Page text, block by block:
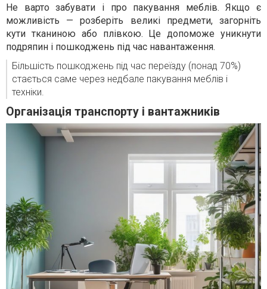
Не варто забувати і про пакування меблів. Якщо є
можливість — розберіть великі предмети, загорніть
кути тканиною або плівкою. Це допоможе уникнути
подряпин і пошкоджень під час навантаження.
Більшість пошкоджень під час переїзду (понад 70%)
стається саме через недбале пакування меблів і
техніки.
Організація транспорту і вантажників